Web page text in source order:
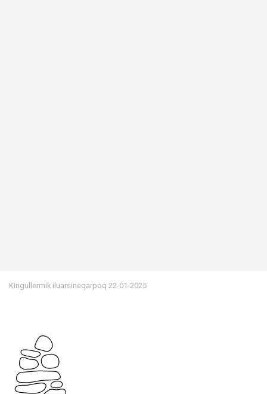
Kingullermik iluarsineqarpoq 22-01-2025